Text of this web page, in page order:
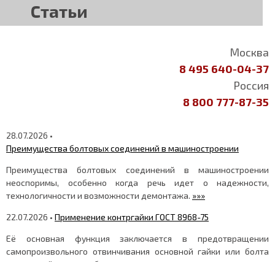
Статьи
Москва
8 495 640-04-37
Россия
8 800 777-87-35
28.07.2026 •
Преимущества болтовых соединений в машиностроении
Преимущества болтовых соединений в машиностроении
неоспоримы, особенно когда речь идет о надежности,
технологичности и возможности демонтажа. »»»
22.07.2026 • Применение контргайки ГОСТ 8968-75
Её основная функция заключается в предотвращении
самопроизвольного отвинчивания основной гайки или болта